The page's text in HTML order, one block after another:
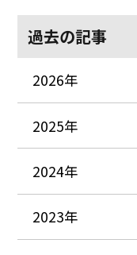
過去の記事
2026年
2025年
2024年
2023年